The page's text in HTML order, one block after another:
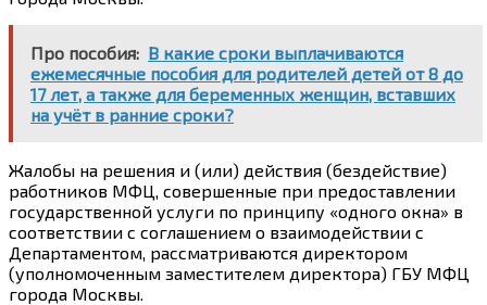
Про пособия: В какие сроки выплачиваются
ежемесячные пособия для родителей детей от 8 до
17 лет, а также для беременных женщин, вставших
на учёт в ранние сроки?
Жалобы на решения и (или) действия (бездействие)
работников МФЦ, совершенные при предоставлении
государственной услуги по принципу «одного окна» в
соответствии с соглашением о взаимодействии с
Департаментом, рассматриваются директором
(уполномоченным заместителем директора) ГБУ МФЦ
города Москвы.